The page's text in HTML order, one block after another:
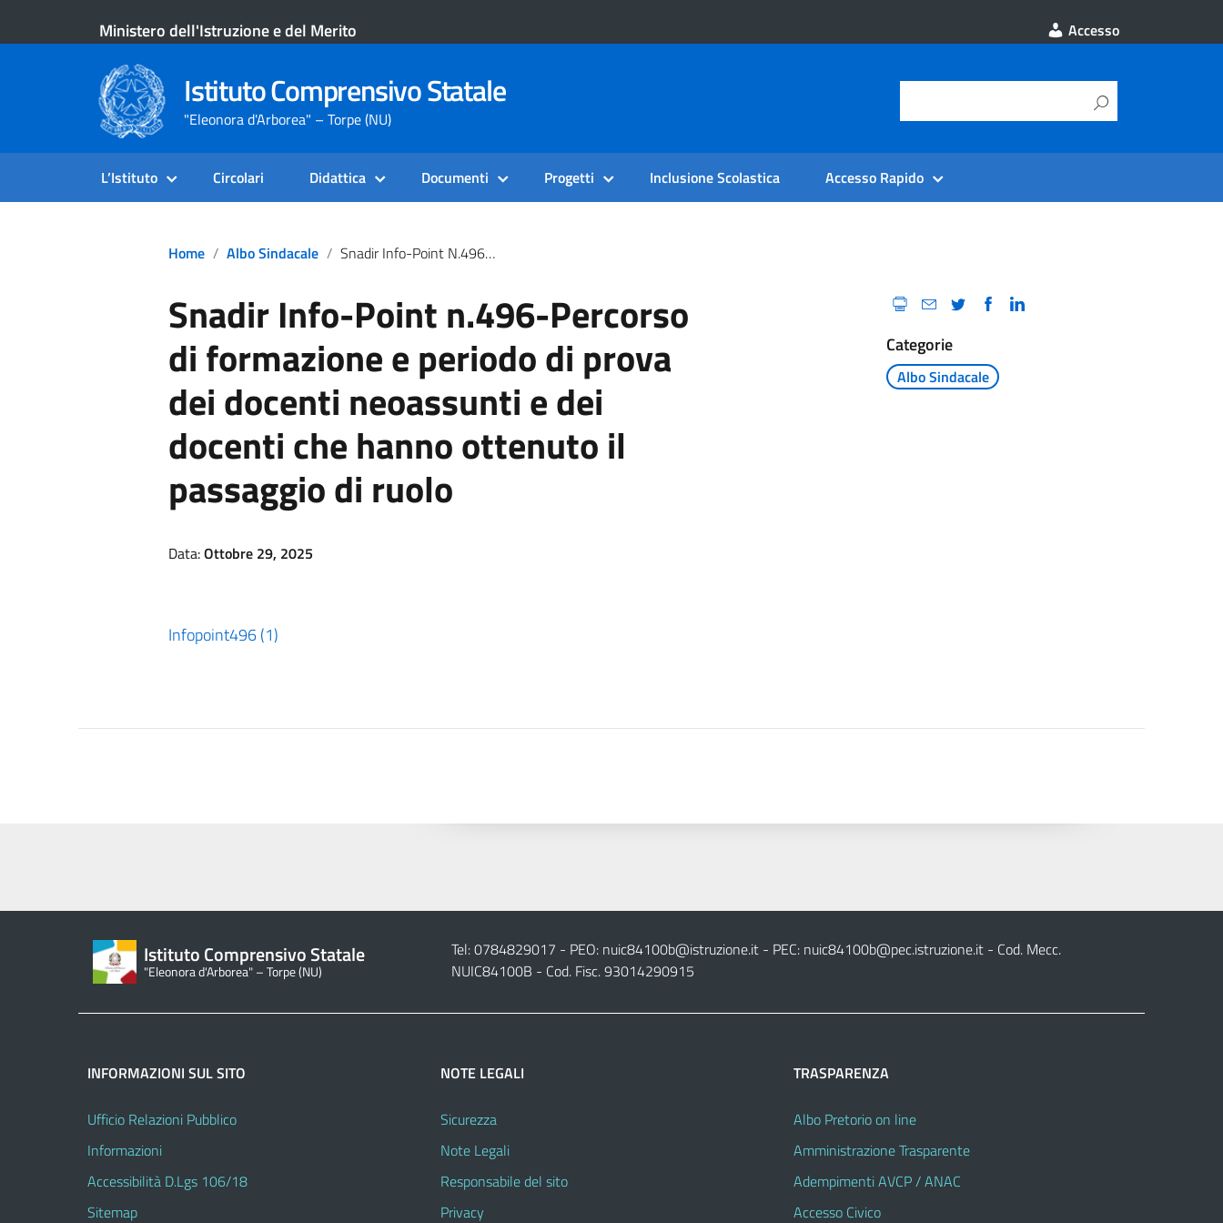
Ministero dell'Istruzione e del Merito Accesso
Istituto Comprensivo Statale
"Eleonora d'Arborea" – Torpe (NU)
L’Istituto Circolari Didattica Documenti Progetti Inclusione Scolastica Accesso Rapido
Home Albo Sindacale Snadir Info-Point N.496-Percorso Di Formazione E Periodo Di Prova Dei Docenti Neoassunti E Dei Docenti Che Hanno Ottenuto Il Passaggio Di Ruolo
Snadir Info-Point n.496-Percorso
di formazione e periodo di prova
dei docenti neoassunti e dei
docenti che hanno ottenuto il
passaggio di ruolo
Categorie
Albo Sindacale
Data:Ottobre 29, 2025
Infopoint496 (1)
Istituto Comprensivo Statale
"Eleonora d'Arborea" – Torpe (NU)
Tel: 0784829017 - PEO: nuic84100b@istruzione.it- PEC: nuic84100b@pec.istruzione.it- Cod. Mecc.
NUIC84100B - Cod. Fisc. 93014290915
INFORMAZIONI SUL SITO
Ufficio Relazioni Pubblico
Informazioni
Accessibilità D.Lgs 106/18
Sitemap
NOTE LEGALI
Sicurezza
Note Legali
Responsabile del sito
Privacy
TRASPARENZA
Albo Pretorio on line
Amministrazione Trasparente
Adempimenti AVCP / ANAC
Accesso Civico